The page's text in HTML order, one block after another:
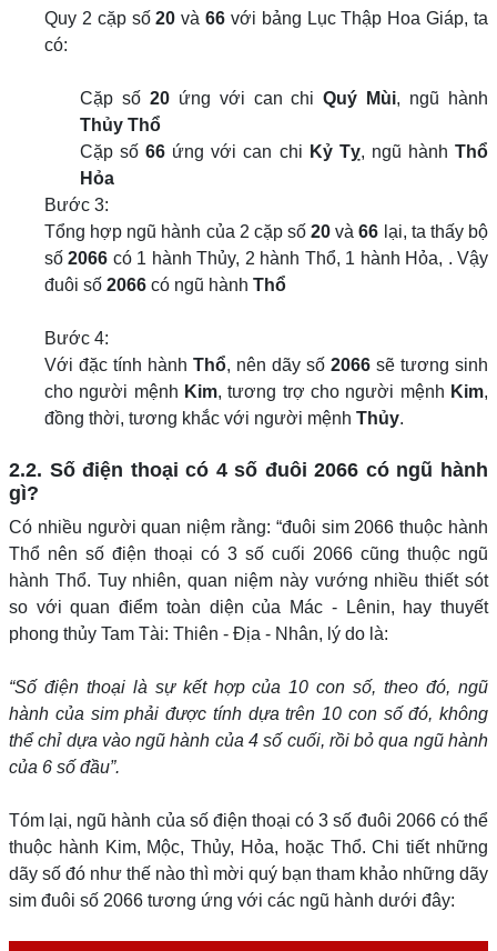
Quy 2 cặp số20 và66 với bảng Lục Thập Hoa Giáp, ta
có:
Cặp số 20ứng với can chiQuý Mùi, ngũ hành
Thủy Thổ
Cặp số66 ứng với can chi Kỷ Tỵ, ngũ hànhThổ
Hỏa
Bước 3:
Tổng hợp ngũ hành của 2 cặp số20 và66 lại, ta thấy bộ
số2066 có 1 hành Thủy, 2 hành Thổ, 1 hành Hỏa, . Vậy
đuôi số 2066 có ngũ hành Thổ
Bước 4:
Với đặc tính hành Thổ, nên dãy số 2066 sẽ tương sinh
cho người mệnh Kim, tương trợ cho người mệnh Kim,
đồng thời, tương khắc với người mệnh Thủy.
2.2. Số điện thoại có 4 số đuôi 2066 có ngũ hành
gì?
Có nhiều người quan niệm rằng: “đuôi sim 2066 thuộc hành
Thổ nên số điện thoại có 3 số cuối 2066 cũng thuộc ngũ
hành Thổ. Tuy nhiên, quan niệm này vướng nhiều thiết sót
so với quan điểm toàn diện của Mác - Lênin, hay thuyết
phong thủy Tam Tài: Thiên - Địa - Nhân, lý do là:
“Số điện thoại là sự kết hợp của 10 con số, theo đó, ngũ
hành của sim phải được tính dựa trên 10 con số đó, không
thể chỉ dựa vào ngũ hành của 4 số cuối, rồi bỏ qua ngũ hành
của 6 số đầu”.
Tóm lại, ngũ hành của số điện thoại có 3 số đuôi 2066 có thể
thuộc hành Kim, Mộc, Thủy, Hỏa, hoặc Thổ. Chi tiết những
dãy số đó như thế nào thì mời quý bạn tham khảo những dãy
sim đuôi số 2066 tương ứng với các ngũ hành dưới đây: